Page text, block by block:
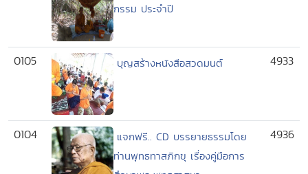
กรรม ประจำปี
0105 บุญสร้างหนังสือสวดมนต์ 4933
0104
แจกฟรี.. CD บรรยายธรรมโดย
ท่านพุทธทาสภิกขุ เรื่องคู่มือการ
4936